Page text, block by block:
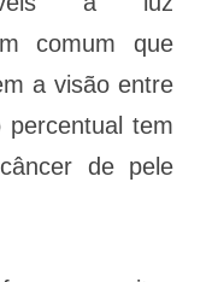
comum que
a visão entre
tem
de pele